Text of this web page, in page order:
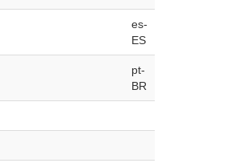
es-
ES
pt-
BR